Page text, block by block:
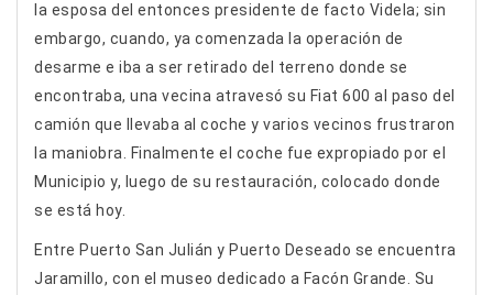
la esposa del entonces presidente de facto Videla; sin
embargo, cuando, ya comenzada la operación de
desarme e iba a ser retirado del terreno donde se
encontraba, una vecina atravesó su Fiat 600 al paso del
camión que llevaba al coche y varios vecinos frustraron
la maniobra. Finalmente el coche fue expropiado por el
Municipio y, luego de su restauración, colocado donde
se está hoy.
Entre Puerto San Julián y Puerto Deseado se encuentra
Jaramillo, con el museo dedicado a Facón Grande. Su